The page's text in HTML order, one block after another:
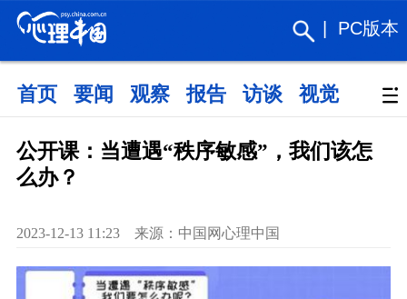
PC版本
首页 要闻 观察 报告 访谈 视觉 政策
公开课：当遭遇“秩序敏感”，我们该怎
么办？
2023-12-13 11:23 来源：中国网心理中国